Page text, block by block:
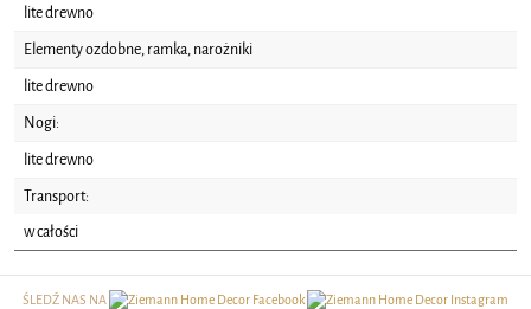
lite drewno
Elementy ozdobne, ramka, narożniki
lite drewno
Nogi:
lite drewno
Transport:
w całości
ŚLEDŹ NAS NA